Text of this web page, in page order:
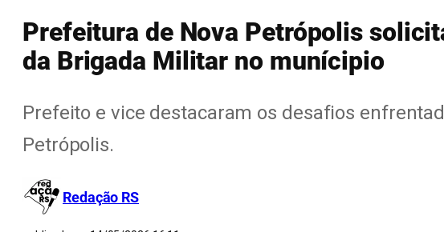
Prefeitura de Nova Petrópolis
da Brigada Militar no munícipio
Prefeito e vice destacaram os desafios
Petrópolis.
Redação RS